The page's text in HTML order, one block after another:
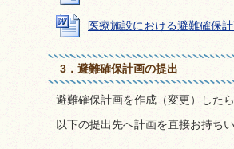
医療施設における避難確保
3．避難確保計画の提出
避難確保計画を作成（変更）した
以下の提出先へ計画を直接お持ち